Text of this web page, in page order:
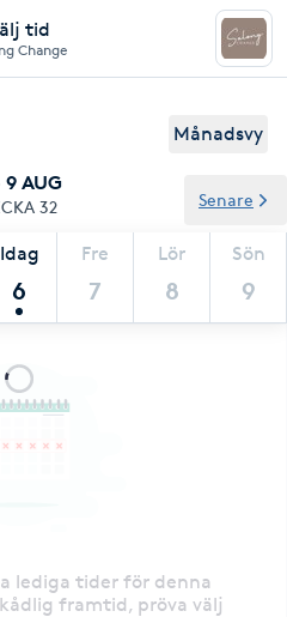
tid
Change
Månadsvy
AUG
32
Idag
6
Fre
7
Lör
8
Sön
9
Senare
lediga tider för denna
framtid, pröva välj